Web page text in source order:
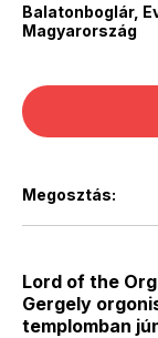
Balatonboglár,
Magyarország
Megosztás:
Lord of the
Gergely
templomban